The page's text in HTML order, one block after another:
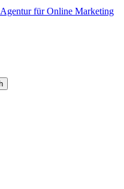
für Online Marketing